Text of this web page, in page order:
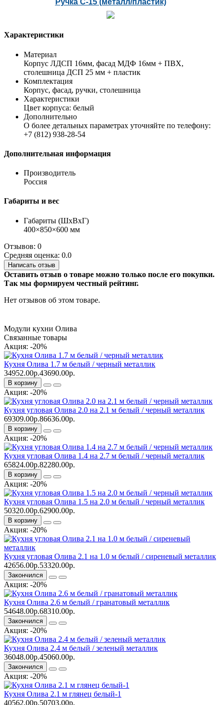
Ручка С-15 (металл/пластик)
Характеристики
Материал
Корпус ЛДСП 16мм, фасад МДФ 16мм + ПВХ,
столешница ДСП 25 мм + пластик
Комплектация
Корпус, фасад, ручки, столешница
Характеристики
Цвет корпуса: белый
Дополнительно
О более детальных параметрах уточняйте по телефону:
+7 (812) 938-28-54
Дополнительная информация
Производитель
Россия
Габариты и вес
Габариты (ШхВхГ)
400×850×600 мм
Отзывов: 0
Средняя оценка: 0.0
Написать отзыв
Оставить отзыв о товаре можно только после его покупки.
Так мы формируем честный рейтинг.
Нет отзывов об этом товаре.
Модули кухни Олива
Связанные товары
Акция: -20%
Кухня Олива 1.7 м белый / черный металлик
34952.00р.43690.00р.
В корзину
Акция: -20%
Кухня угловая Олива 2.0 на 2.1 м белый / черный металлик
69309.00р.86636.00р.
В корзину
Акция: -20%
Кухня угловая Олива 1.4 на 2.7 м белый / черный металлик
65824.00р.82280.00р.
В корзину
Акция: -20%
Кухня угловая Олива 1.5 на 2.0 м белый / черный металлик
50320.00р.62900.00р.
В корзину
Акция: -20%
Кухня угловая Олива 2.1 на 1.0 м белый / сиреневый металлик
42656.00р.53320.00р.
Закончился
Акция: -20%
Кухня Олива 2.6 м белый / гранатовый металлик
54648.00р.68310.00р.
Закончился
Акция: -20%
Кухня Олива 2.4 м белый / зеленый металлик
36048.00р.45060.00р.
Закончился
Акция: -20%
Кухня Олива 2.1 м глянец белый-1
40562.00р.50703.00р.